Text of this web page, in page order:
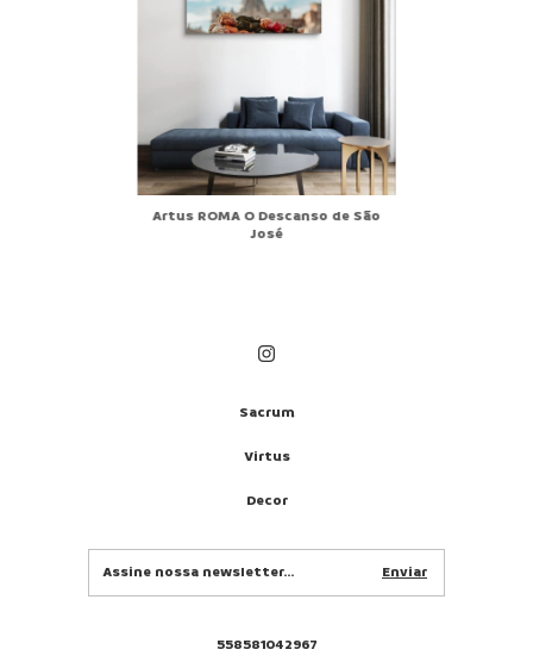
Artus ROMA O Descanso de São
José
Sacrum
Virtus
Decor
558581042967